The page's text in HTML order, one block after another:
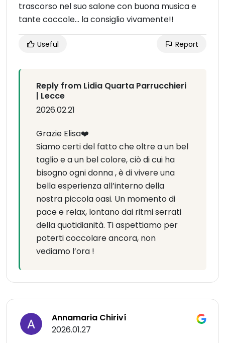
trascorso nel suo salone con buona musica e
tante coccole... la consiglio vivamente!!
Useful Report
Reply from Lidia Quarta Parrucchieri
| Lecce
2026.02.21
Grazie Elisa❤️
Siamo certi del fatto che oltre a un bel
taglio e a un bel colore, ciò di cui ha
bisogno ogni donna , è di vivere una
bella esperienza all’interno della
nostra piccola oasi. Un momento di
pace e relax, lontano dai ritmi serrati
della quotidianità. Ti aspettiamo per
poterti coccolare ancora, non
vediamo l’ora !
Annamaria Chiriví
2026.01.27